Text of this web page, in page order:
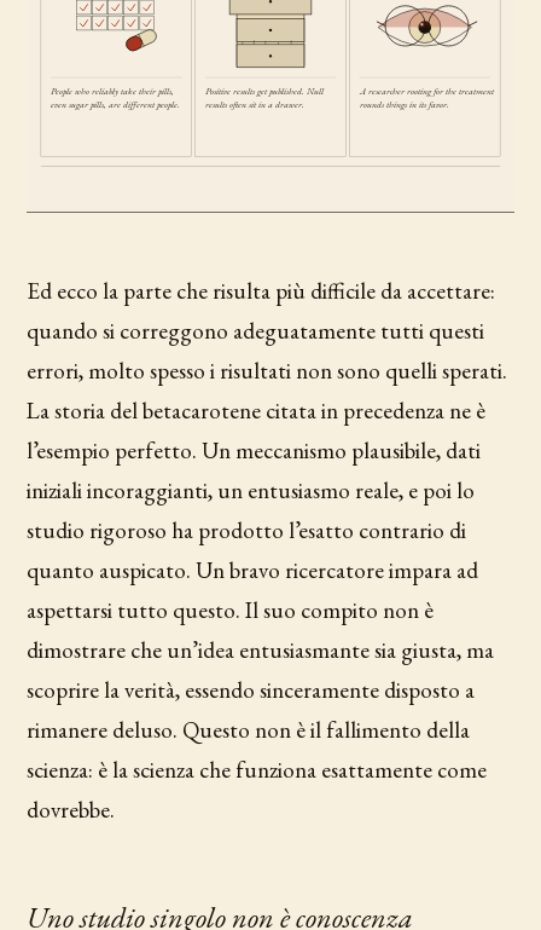
People who reliably take their pills,
even sugar pills, are different people.
Positive results get published. Null
results often sit in a drawer.
A researcher rooting for the treatment
rounds things in its favor.
Ed ecco la parte che risulta più difficile da accettare:
quando si correggono adeguatamente tutti questi
errori, molto spesso i risultati non sono quelli sperati.
La storia del betacarotene citata in precedenza ne è
l’esempio perfetto. Un meccanismo plausibile, dati
iniziali incoraggianti, un entusiasmo reale, e poi lo
studio rigoroso ha prodotto l’esatto contrario di
quanto auspicato. Un bravo ricercatore impara ad
aspettarsi tutto questo. Il suo compito non è
dimostrare che un’idea entusiasmante sia giusta, ma
scoprire la verità, essendo sinceramente disposto a
rimanere deluso. Questo non è il fallimento della
scienza: è la scienza che funziona esattamente come
dovrebbe.
Uno studio singolo non è conoscenza